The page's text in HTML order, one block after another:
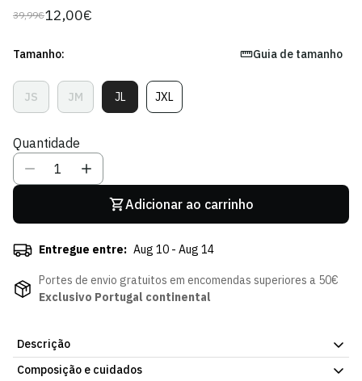
Preço
39,99€
Preço
venda
12,00€
Tamanho: Guia de tamanho
JSVariante
Esgotada
Indisponível
JMVariante
Esgotada
Indisponível
JLVariante
Esgotada
JXLVariante
Esgotada
Quantidade
Adicionar ao carrinho
Entregue entre: Aug 10 - Aug 14
Portes de envio gratuitos em encomendas superiores a 50€
Exclusivo Portugal continental
Descrição
Traz o Leão ao peito desde cedo. A T-shirt de Treino Player do
Composição e cuidados